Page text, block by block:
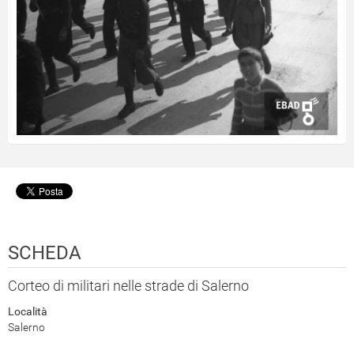
SCHEDA
Corteo di militari nelle strade di Salerno
Località
Salerno